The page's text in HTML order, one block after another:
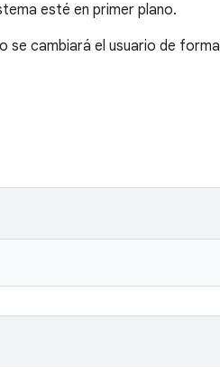
esté en primer plano.
se cambiará el usuario de forma